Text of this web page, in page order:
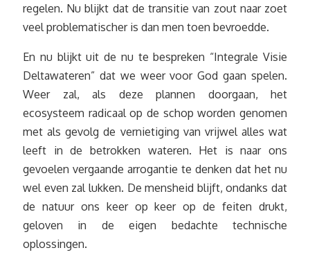
regelen. Nu blijkt dat de transitie van zout naar zoet
veel problematischer is dan men toen bevroedde.
En nu blijkt uit de nu te bespreken “Integrale Visie
Deltawateren” dat we weer voor God gaan spelen.
Weer zal, als deze plannen doorgaan, het
ecosysteem radicaal op de schop worden genomen
met als gevolg de vernietiging van vrijwel alles wat
leeft in de betrokken wateren. Het is naar ons
gevoelen vergaande arrogantie te denken dat het nu
wel even zal lukken. De mensheid blijft, ondanks dat
de natuur ons keer op keer op de feiten drukt,
geloven in de eigen bedachte technische
oplossingen.